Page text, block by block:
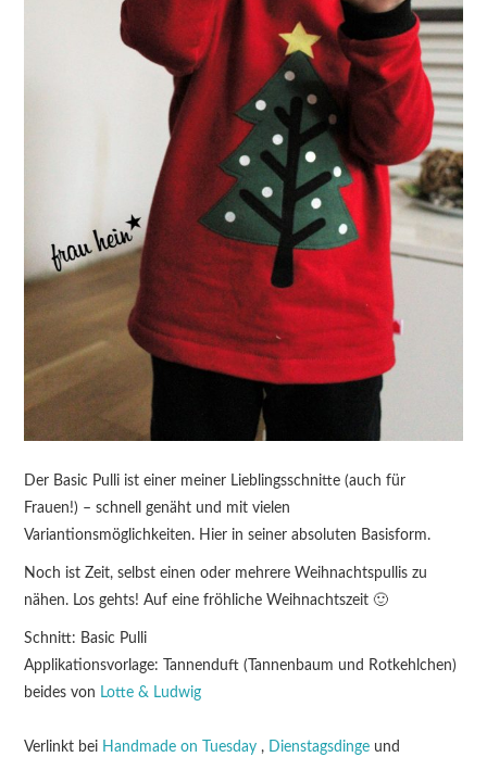
Der Basic Pulli ist einer meiner Lieblingsschnitte (auch für
Frauen!) – schnell genäht und mit vielen
Variantionsmöglichkeiten. Hier in seiner absoluten Basisform.
Noch ist Zeit, selbst einen oder mehrere Weihnachtspullis zu
nähen. Los gehts! Auf eine fröhliche Weihnachtszeit 🙂
Schnitt: Basic Pulli
Applikationsvorlage: Tannenduft (Tannenbaum und Rotkehlchen)
beides von Lotte & Ludwig
Verlinkt bei Handmade on Tuesday , Dienstagsdinge und